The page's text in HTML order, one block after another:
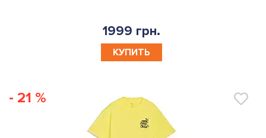
1999 грн.
КУПИТЬ
- 21 %